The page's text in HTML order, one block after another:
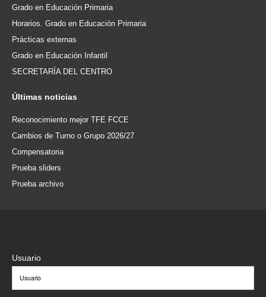
Grado en Educación Primaria
Horarios. Grado en Educación Primaria
Prácticas externas
Grado en Educación Infantil
SECRETARÍA DEL CENTRO
Últimas noticias
Reconocimiento mejor TFE FCCE
Cambios de Turno o Grupo 2026/27
Compensatoria
Prueba sliders
Prueba archivo
Usuario